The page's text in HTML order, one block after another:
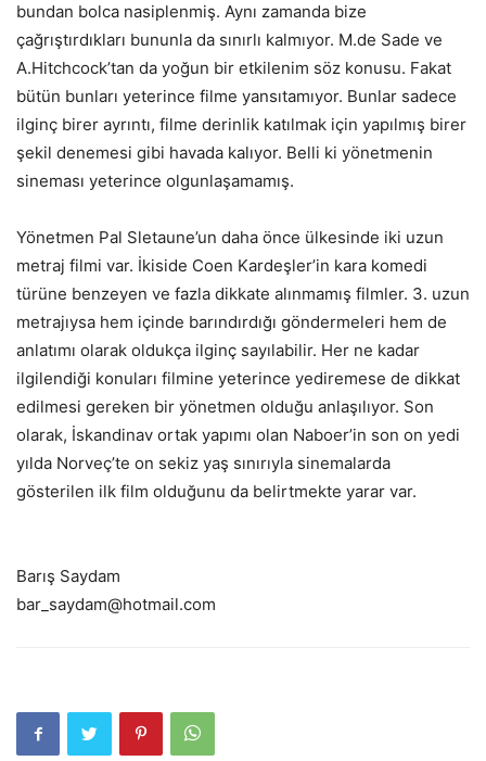
bundan bolca nasiplenmiş. Aynı zamanda bize
çağrıştırdıkları bununla da sınırlı kalmıyor. M.de Sade ve
A.Hitchcock’tan da yoğun bir etkilenim söz konusu. Fakat
bütün bunları yeterince filme yansıtamıyor. Bunlar sadece
ilginç birer ayrıntı, filme derinlik katılmak için yapılmış birer
şekil denemesi gibi havada kalıyor. Belli ki yönetmenin
sineması yeterince olgunlaşamamış.
Yönetmen Pal Sletaune’un daha önce ülkesinde iki uzun
metraj filmi var. İkiside Coen Kardeşler’in kara komedi
türüne benzeyen ve fazla dikkate alınmamış filmler. 3. uzun
metrajıysa hem içinde barındırdığı göndermeleri hem de
anlatımı olarak oldukça ilginç sayılabilir. Her ne kadar
ilgilendiği konuları filmine yeterince yediremese de dikkat
edilmesi gereken bir yönetmen olduğu anlaşılıyor. Son
olarak, İskandinav ortak yapımı olan Naboer’in son on yedi
yılda Norveç’te on sekiz yaş sınırıyla sinemalarda
gösterilen ilk film olduğunu da belirtmekte yarar var.
Barış Saydam
bar_saydam@hotmail.com